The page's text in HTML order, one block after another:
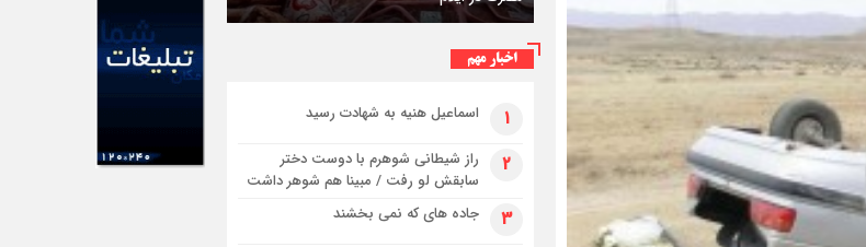
ضبط ۳۱۰ کیلوگرم فرآورده خام دامی غیرقابل
مصرف در ایلام
کمربندی شرقی ایلام
اخبار مهم
۱ اسماعیل هنیه به شهادت رسید
۲
راز شیطانی شوهرم با دوست دختر
سابقش لو رفت / مبینا هم شوهر داشت
۳ جاده های که نمی بخشند